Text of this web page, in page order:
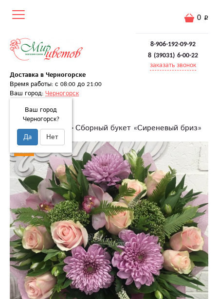
8-906-192-09-92
8 (39031) 6-00-22
заказать звонок
Доставка в Черногорске
Время работы: с 08:00 до 21:00
Ваш город: Черногорск
Ваш город
Черногорск?
Да Нет
0
Главная Букеты Сборный букет «Сиреневый бриз»
Хит